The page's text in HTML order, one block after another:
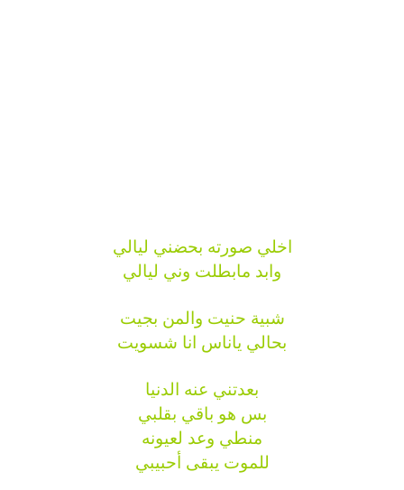
اخلي صورته بحضني ليالي
وابد مابطلت وني ليالي
شبية حنيت والمن بجيت
بحالي ياناس انا شسويت
بعدتني عنه الدنيا
بس هو باقي بقلبي
منطي وعد لعيونه
للموت يبقى أحبيبي